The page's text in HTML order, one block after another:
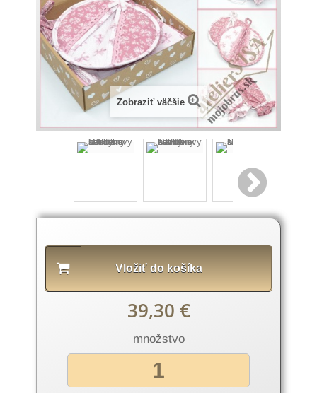
Zobraziť väčšie
Vložiť do košíka
39,30 €
množstvo
produktu